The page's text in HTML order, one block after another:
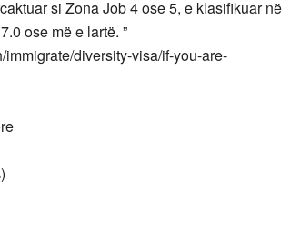
si Zona Job 4 ose 5, e klasifikuar në
ose më e lartë. ”
diversity-visa/if-you-are-